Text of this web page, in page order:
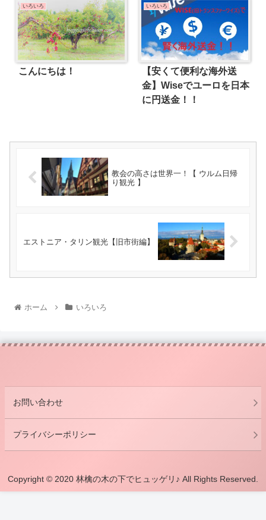
いろいろ
こんにちは！
いろいろ
【安くて便利な海外送
金】Wiseでユーロを日本
に円送金！！
教会の高さは世界一！【 ウルム日帰
り観光 】
エストニア・タリン観光【旧市街編】
ホーム いろいろ
お問い合わせ
プライバシーポリシー
Copyright © 2020 林檎の木の下でヒュッゲリ♪ All Rights Reserved.